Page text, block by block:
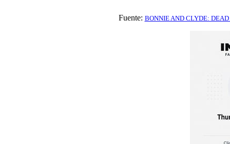
Fuente: BONNIE AND CLYDE: